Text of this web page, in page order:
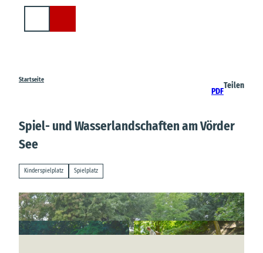
Startseite
PDF
Teilen
Spiel- und Wasserlandschaften am Vörder
See
Kinderspielplatz Spielplatz